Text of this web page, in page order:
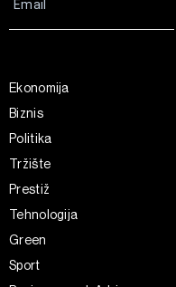
Ekonomija
Biznis
Politika
Tržište
Prestiž
Tehnologija
Green
Sport